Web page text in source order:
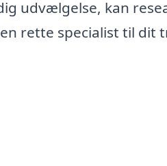
udvælgelse, kan
rette specialist til